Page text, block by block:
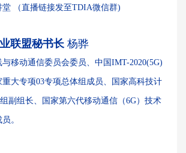
（直播链接发至TDIA微信群)
联盟秘书长 杨骅
移动通信委员会委员、中国IMT-2020(5G)
大专项03专项总体组成员、国家高科技计
副组长、国家第六代移动通信（6G）技术
。